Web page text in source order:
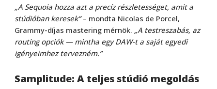
„A Sequoia hozza azt a precíz részletességet, amit a
stúdióban keresek”– mondta Nicolas de Porcel,
Grammy-díjas mastering mérnök. „A testreszabás, az
routing opciók — mintha egy DAW-t a saját egyedi
igényeimhez tervezném.”
Samplitude: A teljes stúdió megoldás